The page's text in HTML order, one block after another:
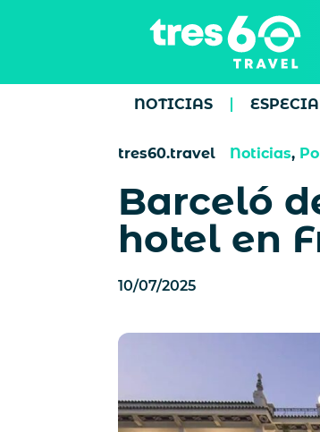
NOTICIAS
tres60.travel Noticias,
Barceló
hotel en
10/07/2025